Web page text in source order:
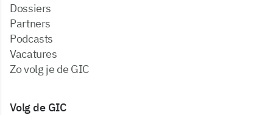
dossiers
partners
podcasts
vacatures
zo volg je de GIC
Volg de GIC